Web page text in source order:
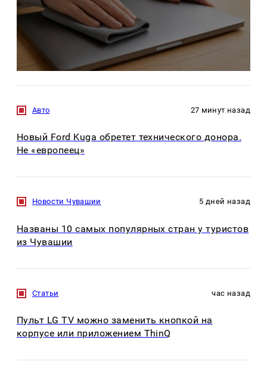
Авто 27 минут назад
Новый Ford Kuga обретет технического донора.
Не «европеец»
Новости Чувашии 5 дней назад
Названы 10 самых популярных стран у туристов
из Чувашии
Статьи час назад
Пульт LG TV можно заменить кнопкой на
корпусе или приложением ThinQ